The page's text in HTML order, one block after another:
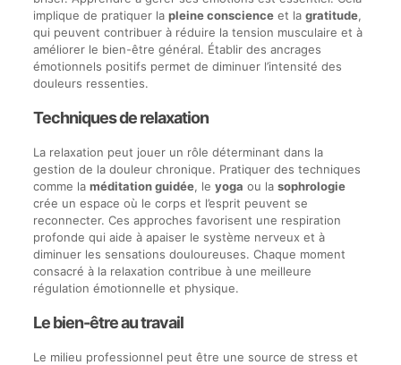
implique de pratiquer la pleine conscienceet la gratitude,
qui peuvent contribuer à réduire la tension musculaire et à
améliorer le bien-être général. Établir des ancrages
émotionnels positifs permet de diminuer l’intensité des
douleurs ressenties.
Techniques de relaxation
La relaxation peut jouer un rôle déterminant dans la
gestion de la douleur chronique. Pratiquer des techniques
comme la méditation guidée, le yoga ou la sophrologie
crée un espace où le corps et l’esprit peuvent se
reconnecter. Ces approches favorisent une respiration
profonde qui aide à apaiser le système nerveux et à
diminuer les sensations douloureuses. Chaque moment
consacré à la relaxation contribue à une meilleure
régulation émotionnelle et physique.
Le bien-être au travail
Le milieu professionnel peut être une source de stress et